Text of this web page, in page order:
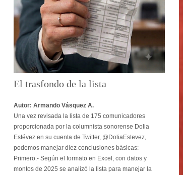
El trasfondo de la lista
Autor: Armando Vásquez A.
Una vez revisada la lista de 175 comunicadores
proporcionada por la columnista sonorense Dolia
Estévez en su cuenta de Twitter, @DoliaEstevez,
podemos manejar diez conclusiones básicas:
Primero.- Según el formato en Excel, con datos y
montos de 2025 se analizó la lista para manejar la